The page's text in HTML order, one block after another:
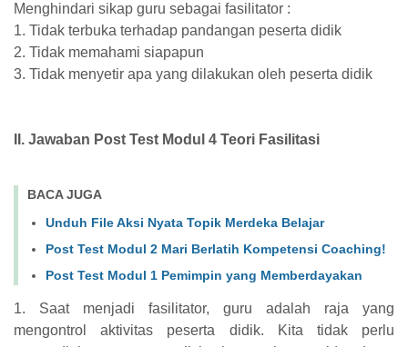
Menghindari sikap guru sebagai fasilitator :
1. Tidak terbuka terhadap pandangan peserta didik
2. Tidak memahami siapapun
3. Tidak menyetir apa yang dilakukan oleh peserta didik
II. Jawaban Post Test Modul 4 Teori Fasilitasi
BACA JUGA
Unduh File Aksi Nyata Topik Merdeka Belajar
Post Test Modul 2 Mari Berlatih Kompetensi Coaching!
Post Test Modul 1 Pemimpin yang Memberdayakan
1. Saat menjadi fasilitator, guru adalah raja yang
mengontrol aktivitas peserta didik. Kita tidak perlu